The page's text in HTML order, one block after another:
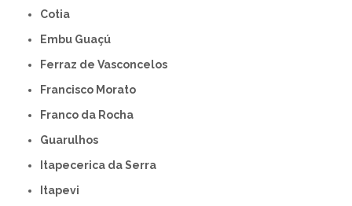
Cotia
Embu Guaçú
Ferraz de Vasconcelos
Francisco Morato
Franco da Rocha
Guarulhos
Itapecerica da Serra
Itapevi